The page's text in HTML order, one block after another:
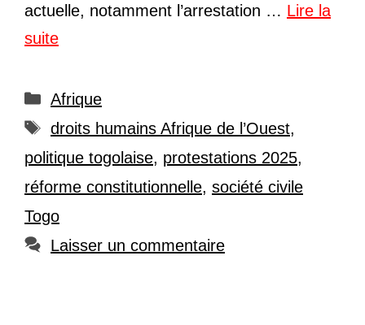
actuelle, notamment l’arrestation … Lire la
suite
Catégories
Afrique
Étiquettes
droits humains Afrique de l’Ouest,
politique togolaise, protestations 2025,
réforme constitutionnelle, société civile
Togo
Laisser un commentaire